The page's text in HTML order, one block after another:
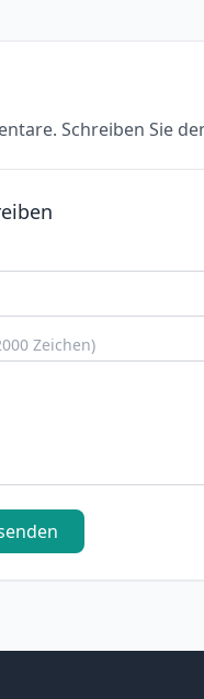
Schreiben Sie
Zeichen)